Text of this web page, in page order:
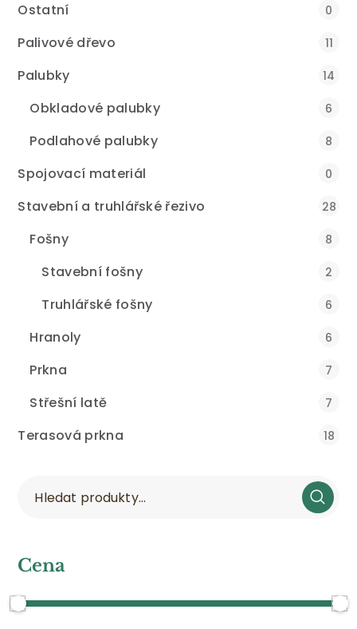
Ostatní 0
Palivové dřevo 11
Palubky 14
Obkladové palubky 6
Podlahové palubky 8
Spojovací materiál 0
Stavební a truhlářské řezivo 28
Fošny 8
Stavební fošny 2
Truhlářské fošny 6
Hranoly 6
Prkna 7
Střešní latě 7
Terasová prkna 18
Cena